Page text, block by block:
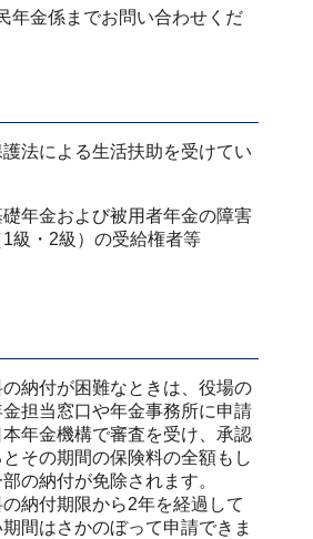
年金係までお問い合わせくだ
法による生活扶助を受けてい
礎年金および被用者年金の障害
級・2級）の受給権者等
納付が困難なときは、役場の
金担当窓口や年金事務所に申請
本年金機構で審査を受け、承認
とその期間の保険料の全額もし
部の納付が免除されます。
納付期限から2年を経過して
間はさかのぼって申請できま